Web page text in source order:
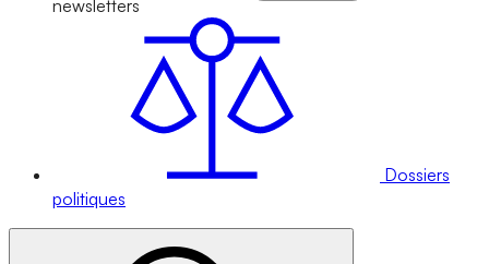
newsletters
Dossiers
politiques